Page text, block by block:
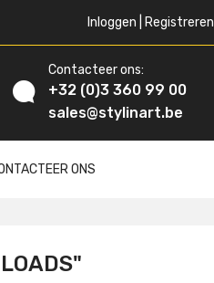
Inloggen | Registreren
Contacteer ons:
+32 (0)3 360 99 00
sales@stylinart.be
ONS